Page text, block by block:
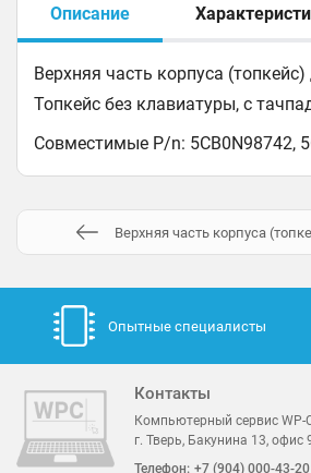
Описание
Верхняя часть корпуса
Топкейс без клавиатуры, с
Совместимые P/n: 5CB0N98742,
Верхняя часть корпуса
Опытные специалисты
Контакты
Компьютерный сервис WP-
г. Тверь, Бакунина 13, офис
Телефон: +7 (904) 000-43-20